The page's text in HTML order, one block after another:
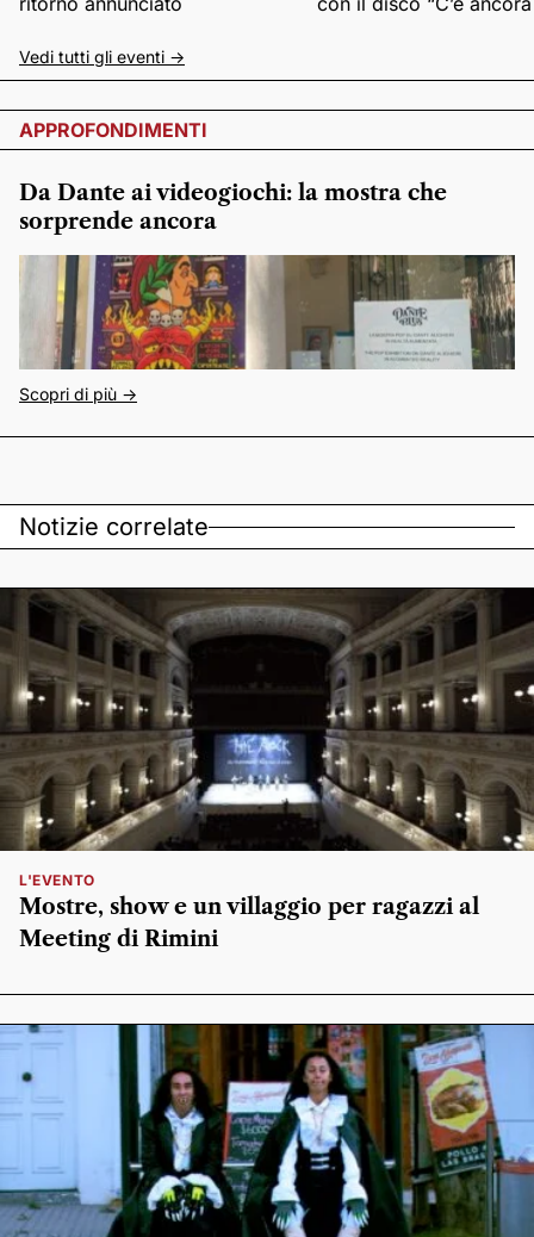
Vedi tutti gli eventi ->
APPROFONDIMENTI
Da Dante ai videogiochi: la mostra che
sorprende ancora
Scopri di più ->
Notizie correlate
L'EVENTO
Mostre, show e un villaggio per ragazzi al
Meeting di Rimini